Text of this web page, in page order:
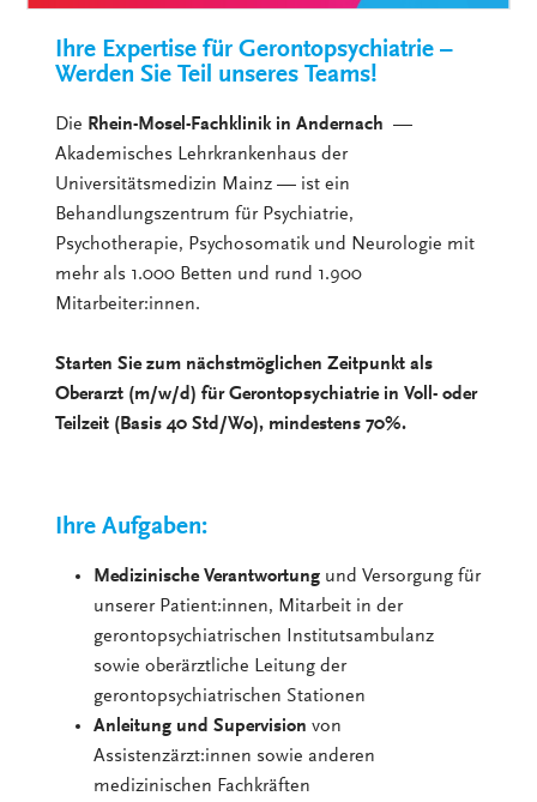
Ihre Expertise für Gerontopsychiatrie –
Werden Sie Teil unseres Teams!
Die Rhein-Mosel-Fachklinik in Andernach —
Akademisches Lehrkrankenhaus der
Universitätsmedizin Mainz — ist ein
Behandlungszentrum für Psychiatrie,
Psychotherapie, Psychosomatik und Neurologie mit
mehr als 1.000 Betten und rund 1.900
Mitarbeiter:innen.
Starten Sie zum nächstmöglichen Zeitpunkt als
Oberarzt (m/w/d) für Gerontopsychiatrie in Voll- oder
Teilzeit (Basis 40 Std/Wo), mindestens 70%.
Ihre Aufgaben:
Medizinische Verantwortung und Versorgung für
unserer Patient:innen, Mitarbeit in der
gerontopsychiatrischen Institutsambulanz
sowie oberärztliche Leitung der
gerontopsychiatrischen Stationen
Anleitung und Supervision von
Assistenzärzt:innen sowie anderen
medizinischen Fachkräften